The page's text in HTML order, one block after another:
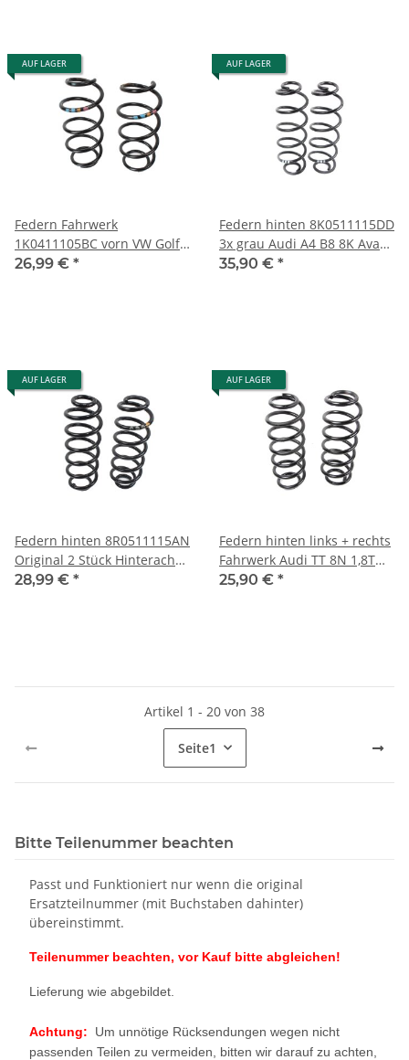
AUF LAGER
Federn Fahrwerk
1K0411105BC vorn VW Golf
6 Cabrio-Variant 5M Plus 1,4
26,99 € *
AUF LAGER
Federn hinten 8K0511115DD
3x grau Audi A4 B8 8K Avant
2,0 TFSI Hinterachse
35,90 € *
AUF LAGER
Federn hinten 8R0511115AN
Original 2 Stück Hinterachse
Audi Q5 8R 2,0 TFSI
28,99 € *
AUF LAGER
Federn hinten links + rechts
Fahrwerk Audi TT 8N 1,8T
Frontantrieb 8N0511115J
25,90 € *
Artikel 1 - 20 von 38
Seite1
Bitte Teilenummer beachten
Passt und Funktioniert nur wenn die original
Ersatzteilnummer (mit Buchstaben dahinter)
übereinstimmt.
Teilenummer beachten, vor Kauf bitte abgleichen!
Lieferung wie abgebildet.
Achtung: Um unnötige Rücksendungen wegen nicht
passenden Teilen zu vermeiden, bitten wir darauf zu achten,